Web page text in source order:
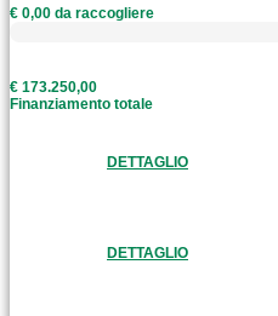
€ 0,00 da raccogliere
€ 173.250,00
Finanziamento totale
DETTAGLIO
DETTAGLIO